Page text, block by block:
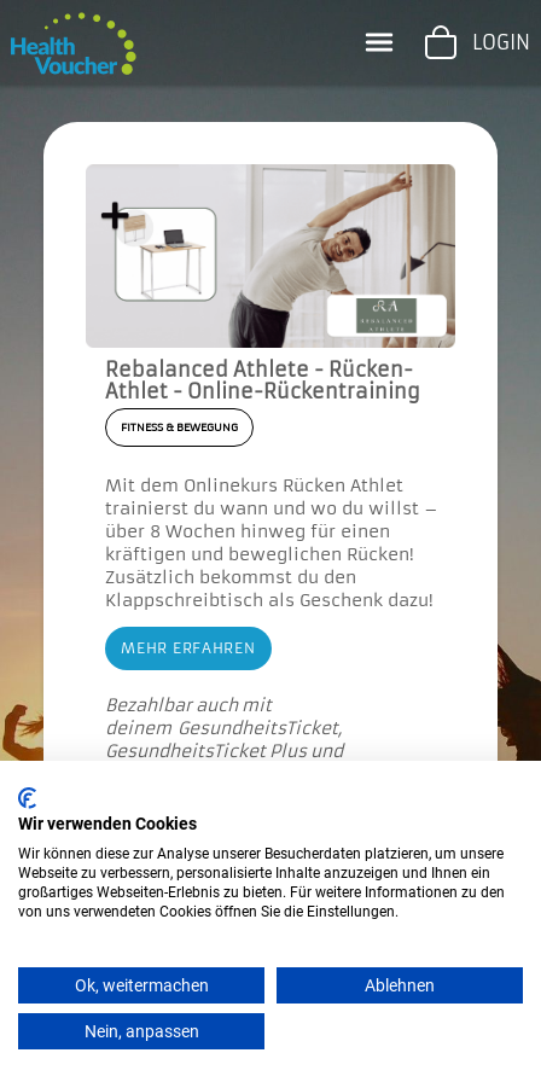
LOGIN
Rebalanced Athlete - Rücken-
Athlet - Online-Rückentraining
FITNESS & BEWEGUNG
Mit dem Onlinekurs Rücken Athlet
trainierst du wann und wo du willst –
über 8 Wochen hinweg für einen
kräftigen und beweglichen Rücken!
Zusätzlich bekommst du den
Klappschreibtisch als Geschenk dazu!
MEHR ERFAHREN
Bezahlbar auch mit
deinem GesundheitsTicket,
GesundheitsTicket Plus und
Ist mein GesundheitsTicket zugelassen?
Preis:119.00€
ZURÜCK IN DEN WARENKORB
Wir verwenden Cookies
Wir können diese zur Analyse unserer Besucherdaten platzieren, um unsere
Webseite zu verbessern, personalisierte Inhalte anzuzeigen und Ihnen ein
großartiges Webseiten-Erlebnis zu bieten. Für weitere Informationen zu den
von uns verwendeten Cookies öffnen Sie die Einstellungen.
Ok, weitermachen Ablehnen
Nein, anpassen